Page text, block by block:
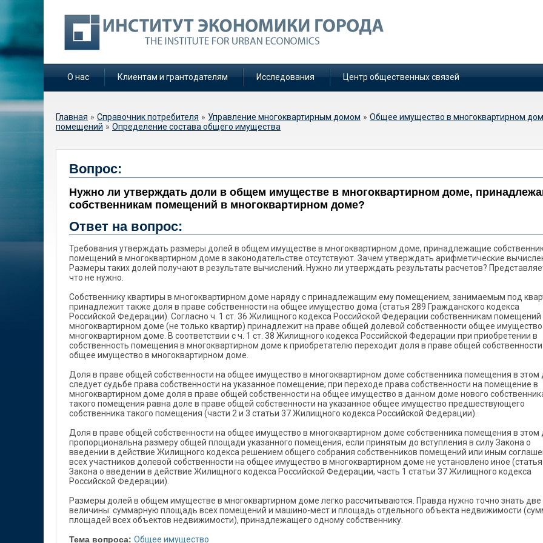
О нас Клиентам и грантодателям Исследования Центр общественных связей
Вы здесь
Главная » Справочник потребителя » Управление многоквартирным домом » Общее имущество в многоквартирном
помещений » Определение состава общего имущества
Нужно ли утверждать доли в общем имуществе в
многоквартирном доме, принадлежащие
собственникам помещений в многоквартирном
доме?
Вопрос:
Нужно ли утверждать доли в общем имуществе в многоквартирном доме,
собственникам помещений в многоквартирном доме?
Ответ на вопрос:
Требования утверждать размеры долей в общем имуществе в многоквартирном доме, принадлежащие
помещений в многоквартирном доме в законодательстве отсутствуют. Зачем утверждать арифметические
Размеры таких долей получают в результате вычислений. Нужно ли утверждать результаты расчетов?
что не нужно.
Собственнику квартиры в многоквартирном доме наряду с принадлежащим ему помещением, занимаемым под
принадлежит также доля в праве собственности на общее имущество дома (статья 289 Гражданского кодекса
Российской Федерации). Согласно ч. 1 ст. 36 Жилищного кодекса Российской Федерации собственникам помещений
многоквартирном доме (не только квартир) принадлежит на праве общей долевой собственности общее имущество
многоквартирном доме. В соответствии с ч. 1 ст. 38 Жилищного кодекса Российской Федерации при приобретении в
собственность помещения в многоквартирном доме к приобретателю переходит доля в праве общей
общее имущество в многоквартирном доме.
Доля в праве общей собственности на общее имущество в многоквартирном доме собственника помещения в этом
следует судьбе права собственности на указанное помещение; при переходе права собственности на помещение в
многоквартирном доме доля в праве общей собственности на общее имущество в данном доме нового
такого помещения равна доле в праве общей собственности на указанное общее имущество предшествующего
собственника такого помещения (части 2 и 3 статьи 37 Жилищного кодекса Российской Федерации).
Доля в праве общей собственности на общее имущество в многоквартирном доме собственника помещения в этом
пропорциональна размеру общей площади указанного помещения, если принятым до вступления в силу Закона о
введении в действие Жилищного кодекса решением общего собрания собственников помещений или иным
всех участников долевой собственности на общее имущество в многоквартирном доме не установлено иное
Закона о введении в действие Жилищного кодекса Российской Федерации, часть 1 статьи 37 Жилищного кодекса
Российской Федерации).
Размеры долей в общем имуществе в многоквартирном доме легко рассчитываются. Правда нужно точно знать две
величины: суммарную площадь всех помещений и машино-мест и площадь отдельного объекта недвижимости
площадей всех объектов недвижимости), принадлежащего одному собственнику.
Тема вопроса: Общее имущество